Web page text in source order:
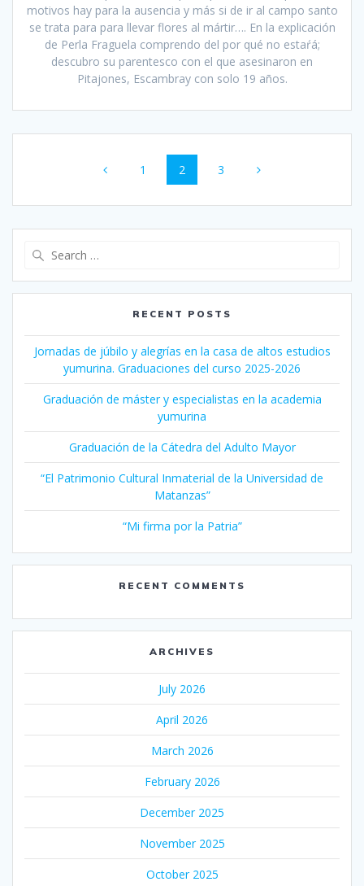
motivos hay para la ausencia y más si de ir al campo santo
se trata para para llevar flores al mártir…. En la explicación
de Perla Fraguela comprendo del por qué no estaŕá;
descubro su parentesco con el que asesinaron en
Pitajones, Escambray con solo 19 años.
navigationPage
1 Page
2 Page
3
RECENT POSTS
Jornadas de júbilo y alegrías en la casa de altos estudios
yumurina. Graduaciones del curso 2025-2026
Graduación de máster y especialistas en la academia
yumurina
Graduación de la Cátedra del Adulto Mayor
“El Patrimonio Cultural Inmaterial de la Universidad de
Matanzas”
“Mi firma por la Patria”
RECENT COMMENTS
ARCHIVES
July 2026
April 2026
March 2026
February 2026
December 2025
November 2025
October 2025